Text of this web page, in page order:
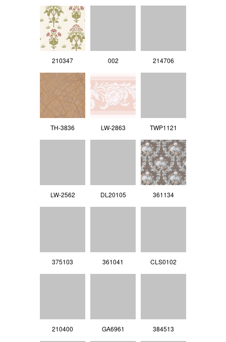
210347 002 214706
TH-3836 LW-2863 TWP1121
LW-2562 DL20105 361134
375103 361041 CLS0102
210400 GA6961 384513